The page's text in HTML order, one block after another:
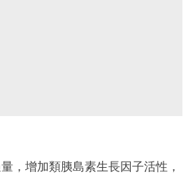
，增加類胰島素生長因子活性，